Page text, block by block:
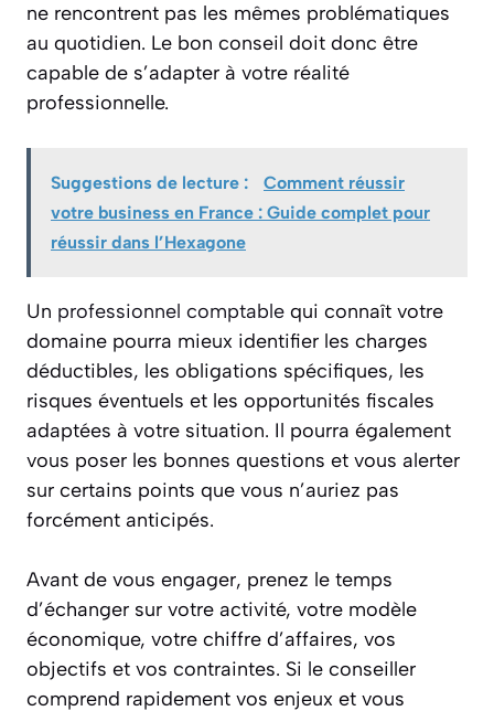
ne rencontrent pas les mêmes problématiques
au quotidien. Le bon conseil doit donc être
capable de s’adapter à votre réalité
professionnelle.
Suggestions de lecture :
Comment réussir
votre business en France : Guide complet pour
réussir dans l’Hexagone
Un professionnel comptable qui connaît votre
domaine pourra mieux identifier les charges
déductibles, les obligations spécifiques, les
risques éventuels et les opportunités fiscales
adaptées à votre situation. Il pourra également
vous poser les bonnes questions et vous alerter
sur certains points que vous n’auriez pas
forcément anticipés.
Avant de vous engager, prenez le temps
d’échanger sur votre activité, votre modèle
économique, votre chiffre d’affaires, vos
objectifs et vos contraintes. Si le conseiller
comprend rapidement vos enjeux et vous